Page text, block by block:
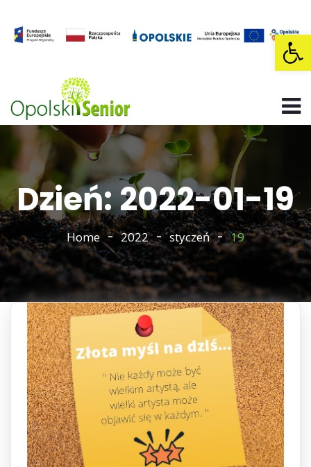
Dzień: 2022-01-19
Home 2022 styczeń 19